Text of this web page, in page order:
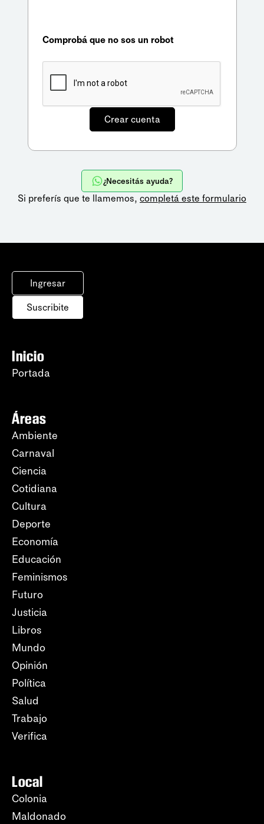
Comprobá que no sos un robot
¿Necesitás ayuda?
Si preferís que te llamemos, completá este formulario
Ingresar
Suscribite
Inicio
Portada
Áreas
Ambiente
Carnaval
Ciencia
Cotidiana
Cultura
Deporte
Economía
Educación
Feminismos
Futuro
Justicia
Libros
Mundo
Opinión
Política
Salud
Trabajo
Verifica
Local
Colonia
Maldonado